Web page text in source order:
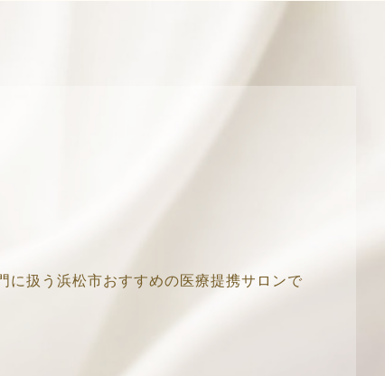
扱う浜松市おすすめの医療提携サロンで